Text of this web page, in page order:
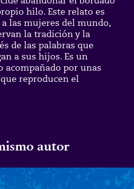
hilo. Este relato es
las mujeres del mundo,
la tradición y la
de las palabras que
a sus hijos. Es un
acompañado por unas
reproducen el
autor